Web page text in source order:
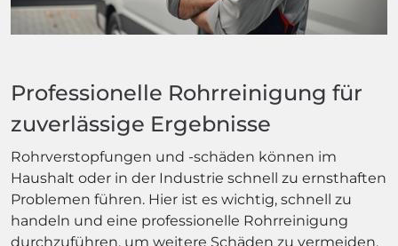
Professionelle Rohrreinigung für
zuverlässige Ergebnisse
Rohrverstopfungen und -schäden können im
Haushalt oder in der Industrie schnell zu ernsthaften
Problemen führen. Hier ist es wichtig, schnell zu
handeln und eine professionelle Rohrreinigung
durchzuführen, um weitere Schäden zu vermeiden.